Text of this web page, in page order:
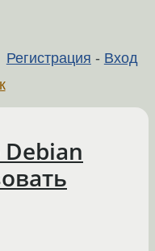
Регистрация - Вход